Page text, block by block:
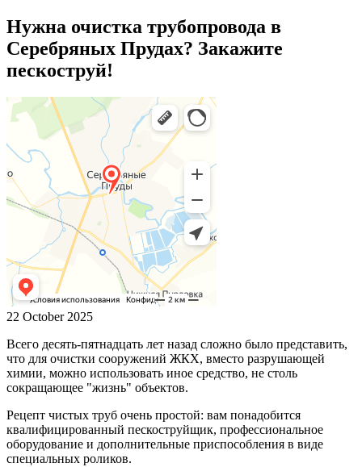
Нужна очистка трубопровода в
Серебряных Прудах? Закажите
пескоструй!
22 October 2025
Всего десять-пятнадцать лет назад сложно было представить,
что для очистки сооружений ЖКХ, вместо разрушающей
химии, можно использовать иное средство, не столь
сокращающее "жизнь" объектов.
Рецепт чистых труб очень простой: вам понадобится
квалифицированный пескоструйщик, профессиональное
оборудование и дополнительные приспособления в виде
специальных роликов.